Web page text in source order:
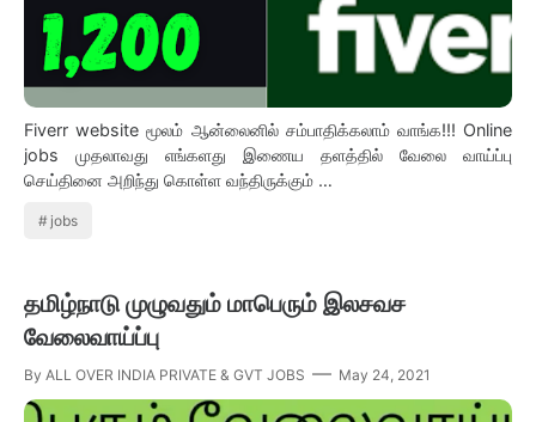
Fiverr website மூலம் ஆன்லைனில் சம்பாதிக்கலாம் வாங்க!!! Online
jobs முதலாவது எங்களது இணைய தளத்தில் வேலை வாய்ப்பு
செய்தினை அறிந்து கொள்ள வந்திருக்கும் …
jobs
தமிழ்நாடு முழுவதும் மாபெரும் இலசவச
வேலைவாய்ப்பு
By ALL OVER INDIA PRIVATE & GVT JOBS May 24, 2021